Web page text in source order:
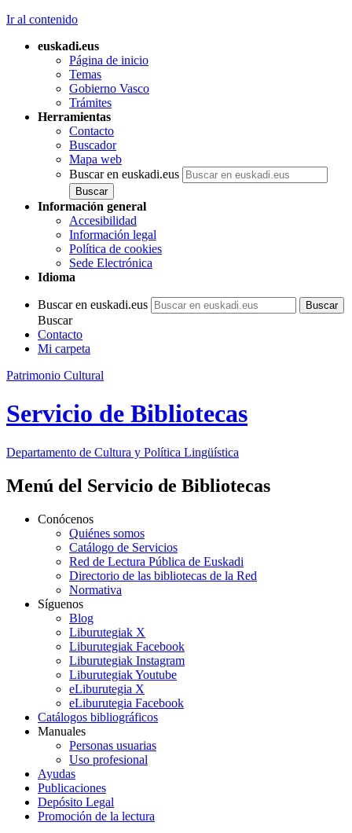
Ir al contenido
euskadi.eus
Página de inicio
Temas
Gobierno Vasco
Trámites
Herramientas
Contacto
Buscador
Mapa web
Buscar en euskadi.eus
Información general
Accesibilidad
Información legal
Política de cookies
Sede Electrónica
Idioma
Buscar en euskadi.eus
Buscar
Contacto
Mi carpeta
Patrimonio Cultural
Servicio de Bibliotecas
Departamento de Cultura y Política Lingüística
Menú del Servicio de Bibliotecas
Conócenos
Quiénes somos
Catálogo de Servicios
Red de Lectura Pública de Euskadi
Directorio de las bibliotecas de la Red
Normativa
Síguenos
Blog
Liburutegiak X
Liburutegiak Facebook
Liburutegiak Instagram
Liburutegiak Youtube
eLiburutegia X
eLiburutegia Facebook
Catálogos bibliográficos
Manuales
Personas usuarias
Uso profesional
Ayudas
Publicaciones
Depósito Legal
Promoción de la lectura